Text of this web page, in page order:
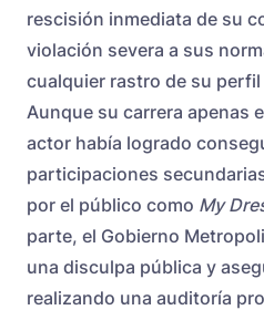
rescisión inmediata de su
violación severa a sus
cualquier rastro de su
Aunque su carrera apenas
actor había logrado
participaciones
por el público como My
parte, el Gobierno
una disculpa pública y
realizando una auditoría